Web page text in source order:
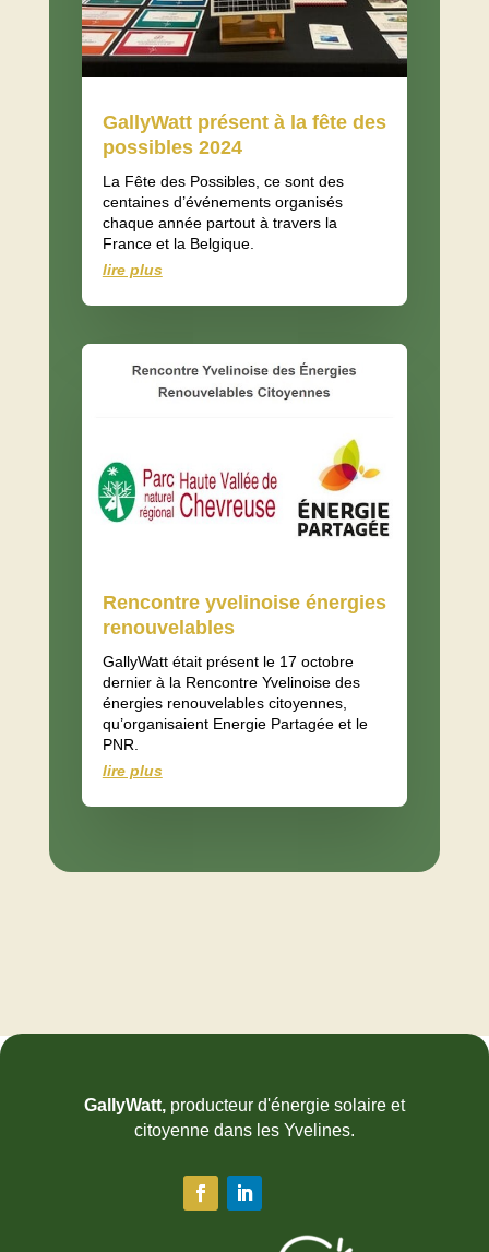
GallyWatt présent à la fête des
possibles 2024
La Fête des Possibles, ce sont des
centaines d’événements organisés
chaque année partout à travers la
France et la Belgique.
lire plus
Rencontre yvelinoise énergies
renouvelables
GallyWatt était présent le 17 octobre
dernier à la Rencontre Yvelinoise des
énergies renouvelables citoyennes,
qu’organisaient Energie Partagée et le
PNR.
lire plus
GallyWatt, producteur d'énergie solaire et
citoyenne dans les Yvelines.